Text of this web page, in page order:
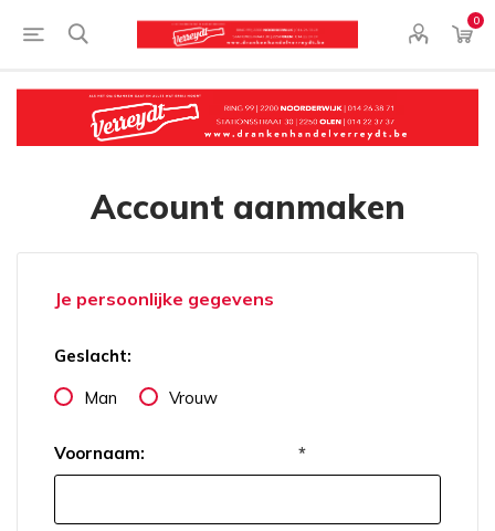
0
Account aanmaken
Je persoonlijke gegevens
Geslacht:
Man
Vrouw
Voornaam: *